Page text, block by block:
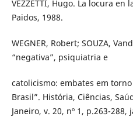
VEZZETTI, Hugo. La locura en
Paidos, 1988.
WEGNER, Robert; SOUZA,
“negativa”, psiquiatria e
catolicismo: embates em
Brasil”. História, Ciências,
Janeiro, v. 20, nº 1, p.263-288,